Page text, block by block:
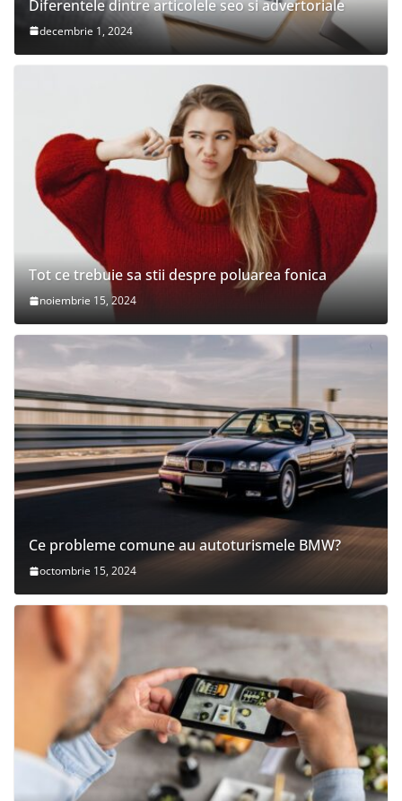
Diferentele dintre articolele seo si advertoriale
decembrie 1, 2024
Tot ce trebuie sa stii despre poluarea fonica
noiembrie 15, 2024
Ce probleme comune au autoturismele BMW?
octombrie 15, 2024